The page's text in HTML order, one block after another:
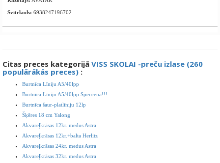
Svītrkods: 6938247196702
Citas preces kategorijā VISS SKOLAI -preču izlase (260
populārākās preces) :
Burtnīca Līniju A5/40lpp
Burtnīca Līniju A5/40lpp Speccena!!!
Burtnīca šaur-platlīniju 12lp
Šķēres 18 cm Yalong
Akvareļkrāsas 12kr. medus Astra
Akvareļkrāsas 12kr.+balta Herlitz
Akvareļkrāsas 24kr. medus Astra
Akvareļkrāsas 32kr. medus Astra